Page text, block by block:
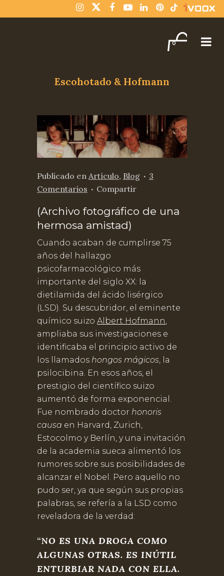
¡Compra varios libros y paga solo un envío! Descartar
0
Escohotado & Hofmann
Publicado en Artículo, Blog
3
Comentarios
Compartir
(Archivo fotográfico de una
hermosa amistad)
Cuando acaban de cumplirse 75
años del hallazgo
psicofarmacológico más
importante del siglo XX: la
dietilamida del ácido lisérgico
(LSD). Su descubridor, el eminente
químico suizo Albert Hofmann,
ampliaba sus investigaciones e
identificaba el principio activo de
los llamados hongos mágicos, la
psilocibina. En esos años, el
prestigio del científico suizo
aumentó de forma exponencial.
Fue nombrado doctor honoris
causa en Harvard, Zurich,
Estocolmo y Berlín, y una invitación
de la academia sueca alimentó los
rumores sobre sus posibilidades de
alcanzar el Nobel. Pero aquello no
pudo ser, ya que según sus propias
palabras, se refería a la LSD como
reveladora de la verdad:
“NO ES UNA DROGA COMO
ALGUNAS OTRAS. ES INÚTIL
ENTURBIAR NADA CON ELLA.